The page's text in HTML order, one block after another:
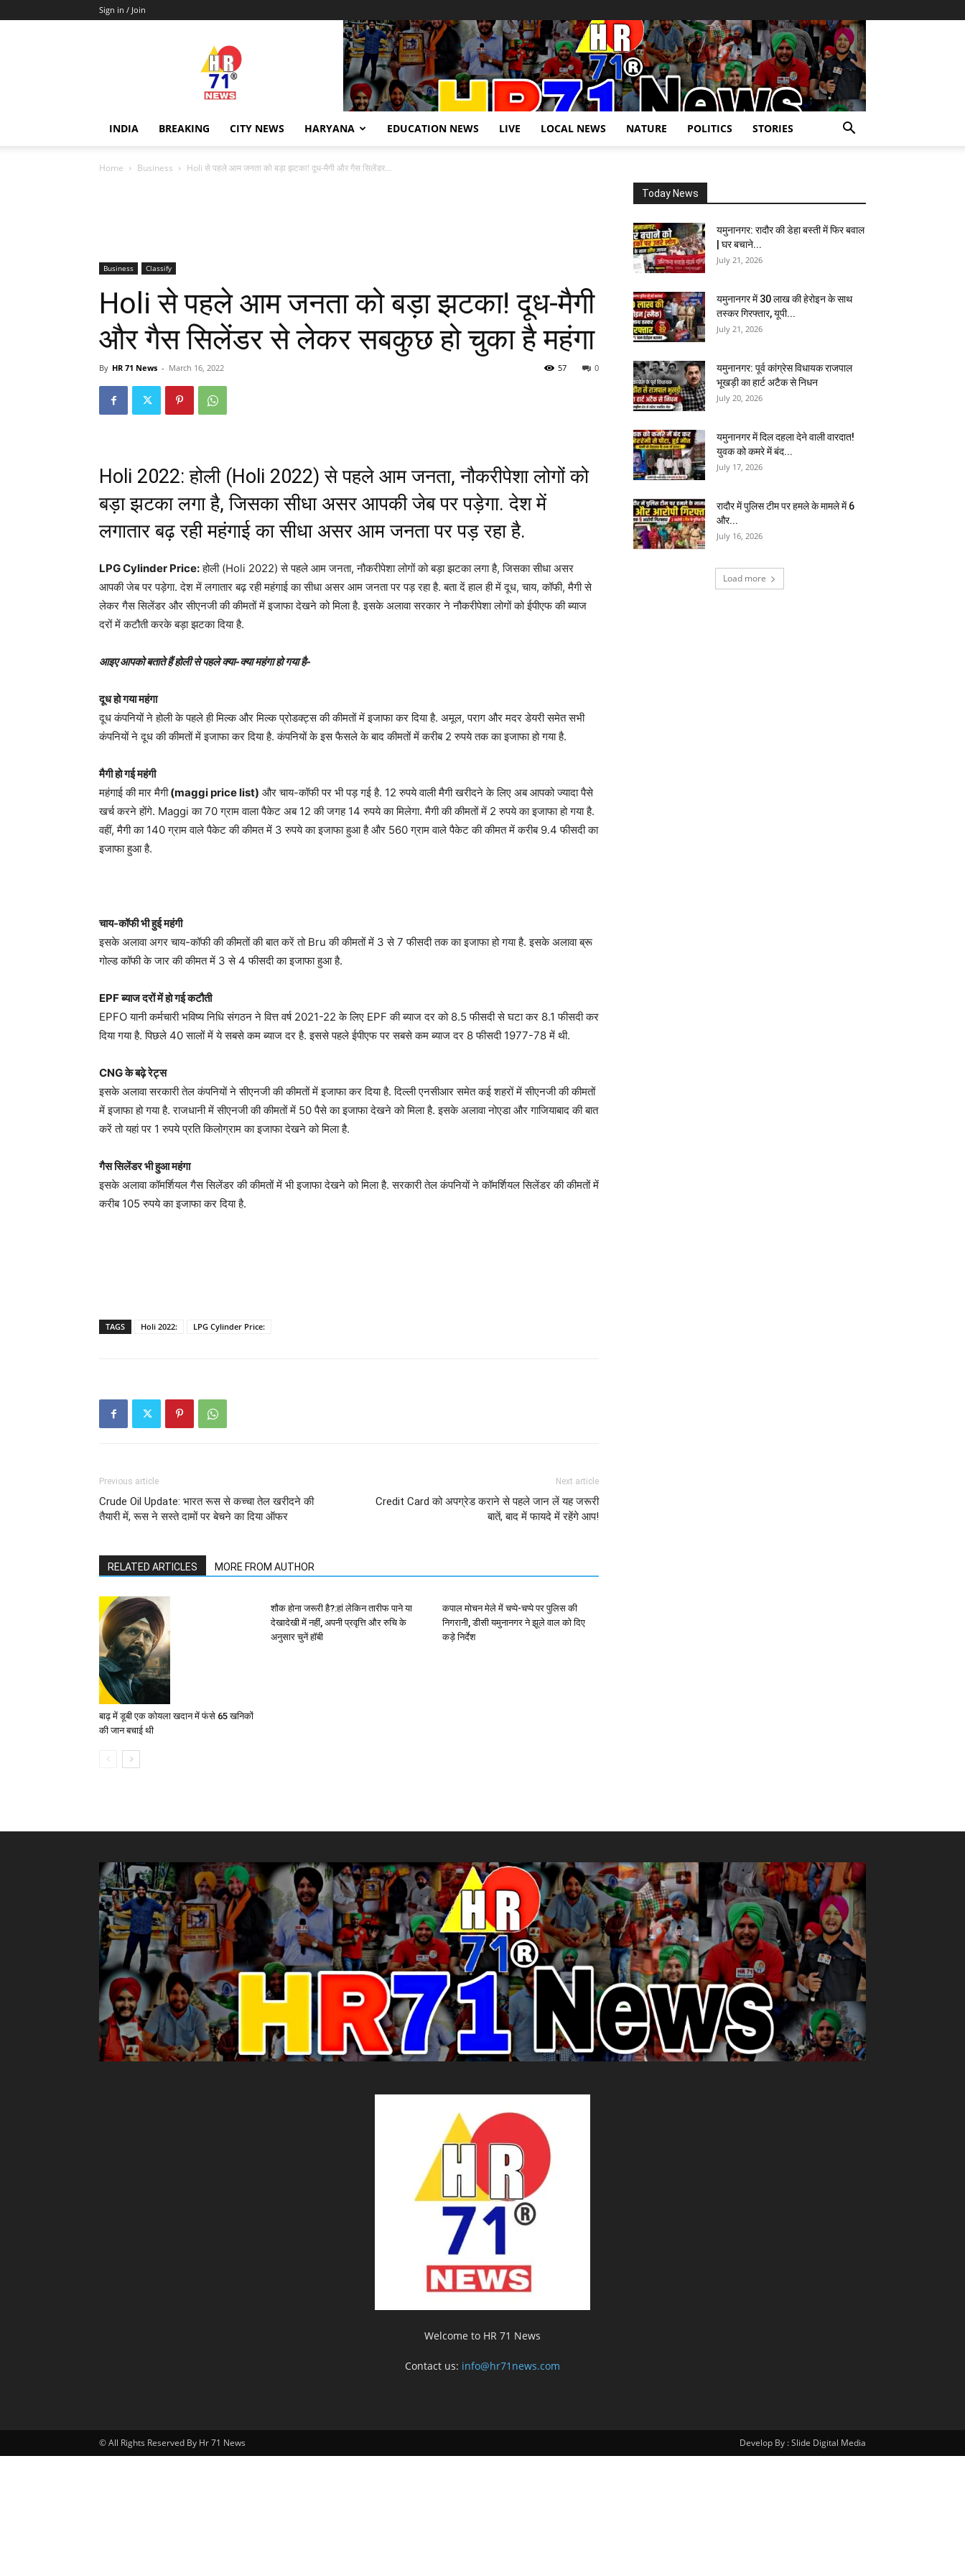
Sign in / Join
Hr71news
INDIA BREAKING CITY NEWS HARYANA EDUCATION NEWS LIVE LOCAL NEWS NATURE POLITICS STORIES
Home Business Holi से पहले आम जनता को बड़ा झटका! दूध-मैगी और गैस सिलेंडर...
Business Classify
Holi से पहले आम जनता को बड़ा झटका! दूध-मैगी
और गैस सिलेंडर से लेकर सबकुछ हो चुका है महंगा
By HR 71 News - March 16, 2022 0
57
Holi 2022: होली (Holi 2022) से पहले आम जनता, नौकरीपेशा लोगों को
बड़ा झटका लगा है, जिसका सीधा असर आपकी जेब पर पड़ेगा. देश में
लगातार बढ़ रही महंगाई का सीधा असर आम जनता पर पड़ रहा है.
LPG Cylinder Price:होली (Holi 2022) से पहले आम जनता, नौकरीपेशा लोगों को बड़ा झटका लगा है, जिसका सीधा असर
आपकी जेब पर पड़ेगा. देश में लगातार बढ़ रही महंगाई का सीधा असर आम जनता पर पड़ रहा है. बता दें हाल ही में दूध, चाय, कॉफी, मैगी से
लेकर गैस सिलेंडर और सीएनजी की कीमतों में इजाफा देखने को मिला है. इसके अलावा सरकार ने नौकरीपेशा लोगों को ईपीएफ की ब्याज
दरों में कटौती करके बड़ा झटका दिया है.
आइए आपको बताते हैं होली से पहले क्या-क्या महंगा हो गया है-
दूध हो गया महंगा
दूध कंपनियों ने होली के पहले ही मिल्क और मिल्क प्रोडक्ट्स की कीमतों में इजाफा कर दिया है. अमूल, पराग और मदर डेयरी समेत सभी
कंपनियों ने दूध की कीमतों में इजाफा कर दिया है. कंपनियों के इस फैसले के बाद कीमतों में करीब 2 रुपये तक का इजाफा हो गया है.
मैगी हो गई महंगी
महंगाई की मार मैगी(maggi price list) और चाय-कॉफी पर भी पड़ गई है. 12 रुपये वाली मैगी खरीदने के लिए अब आपको ज्यादा पैसे
खर्च करने होंगे. Maggi का 70 ग्राम वाला पैकेट अब 12 की जगह 14 रुपये का मिलेगा. मैगी की कीमतों में 2 रुपये का इजाफा हो गया है.
वहीं, मैगी का 140 ग्राम वाले पैकेट की कीमत में 3 रुपये का इजाफा हुआ है और 560 ग्राम वाले पैकेट की कीमत में करीब 9.4 फीसदी का
इजाफा हुआ है.
चाय-कॉफी भी हुई महंगी
इसके अलावा अगर चाय-कॉफी की कीमतों की बात करें तो Bru की कीमतों में 3 से 7 फीसदी तक का इजाफा हो गया है. इसके अलावा ब्रू
गोल्ड कॉफी के जार की कीमत में 3 से 4 फीसदी का इजाफा हुआ है.
EPF ब्याज दरों में हो गई कटौती
EPFO यानी कर्मचारी भविष्य निधि संगठन ने वित्त वर्ष 2021-22 के लिए EPF की ब्याज दर को 8.5 फीसदी से घटा कर 8.1 फीसदी कर
दिया गया है. पिछले 40 सालों में ये सबसे कम ब्याज दर है. इससे पहले ईपीएफ पर सबसे कम ब्याज दर 8 फीसदी 1977-78 में थी.
CNG के बढ़े रेट्स
इसके अलावा सरकारी तेल कंपनियों ने सीएनजी की कीमतों में इजाफा कर दिया है. दिल्ली एनसीआर समेत कई शहरों में सीएनजी की कीमतों
में इजाफा हो गया है. राजधानी में सीएनजी की कीमतों में 50 पैसे का इजाफा देखने को मिला है. इसके अलावा नोएडा और गाजियाबाद की बात
करें तो यहां पर 1 रुपये प्रति किलोग्राम का इजाफा देखने को मिला है.
गैस सिलेंडर भी हुआ महंगा
इसके अलावा कॉमर्शियल गैस सिलेंडर की कीमतों में भी इजाफा देखने को मिला है. सरकारी तेल कंपनियों ने कॉमर्शियल सिलेंडर की कीमतों में
करीब 105 रुपये का इजाफा कर दिया है.
TAGS Holi 2022: LPG Cylinder Price:
Previous article
Crude Oil Update: भारत रूस से कच्चा तेल खरीदने की
तैयारी में, रूस ने सस्ते दामों पर बेचने का दिया ऑफर
Next article
Credit Card को अपग्रेड कराने से पहले जान लें यह जरूरी
बातें, बाद में फायदे में रहेंगे आप!
RELATED ARTICLES MORE FROM AUTHOR
बाढ़ में डूबी एक कोयला खदान में फंसे 65 खनिकों
की जान बचाई थी
शौक होना जरूरी है?:हां लेकिन तारीफ पाने या
देखादेखी में नहीं, अपनी प्रवृत्ति और रुचि के
अनुसार चुनें हॉबी
कपाल मोचन मेले में चप्पे-चप्पे पर पुलिस की
निगरानी, डीसी यमुनानगर ने झूले वाल को दिए
कड़े निर्देश
Today News
यमुनानगर: रादौर की डेहा बस्ती में फिर बवाल
| घर बचाने...
July 21, 2026
यमुनानगर में 30 लाख की हेरोइन के साथ
तस्कर गिरफ्तार, यूपी...
July 21, 2026
यमुनानगर: पूर्व कांग्रेस विधायक राजपाल
भूखड़ी का हार्ट अटैक से निधन
July 20, 2026
यमुनानगर में दिल दहला देने वाली वारदात!
युवक को कमरे में बंद...
July 17, 2026
रादौर में पुलिस टीम पर हमले के मामले में 6
और...
July 16, 2026
Load more
Welcome to HR 71 News
Contact us: info@hr71news.com
Develop By : Slide Digital Media
© All Rights Reserved By Hr 71 News